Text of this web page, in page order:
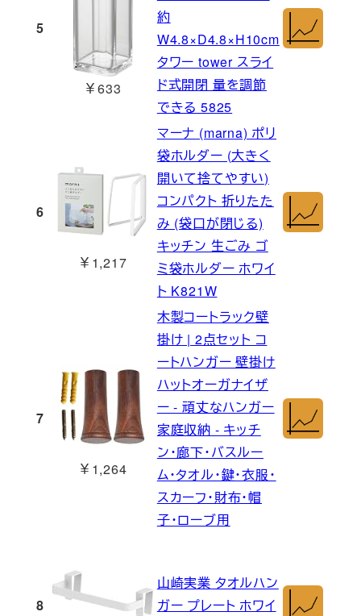
5
￥633
約
W4.8×D4.8×H10cm
タワー tower スライ
ド式開閉 量を調節
できる 5825
6
￥1,217
マーナ (marna) ポリ
袋ホルダー (大きく
開いて捨てやすい)
コンパクト 折りたた
み (袋口が閉じる)
キッチン 生ごみ ゴ
ミ袋ホルダー ホワイ
ト K821W
7
￥1,264
木製コートラック壁
掛け | 2点セット コ
ートハンガー 壁掛け
ハットオーガナイザ
ー - 頑丈なハンガー
家庭収納 - キッチ
ン・廊下・バスルー
ム・タオル・鍵・衣服・
スカーフ・財布・帽
子・ローブ用
8
山崎実業 タオルハン
ガー プレート ホワイ